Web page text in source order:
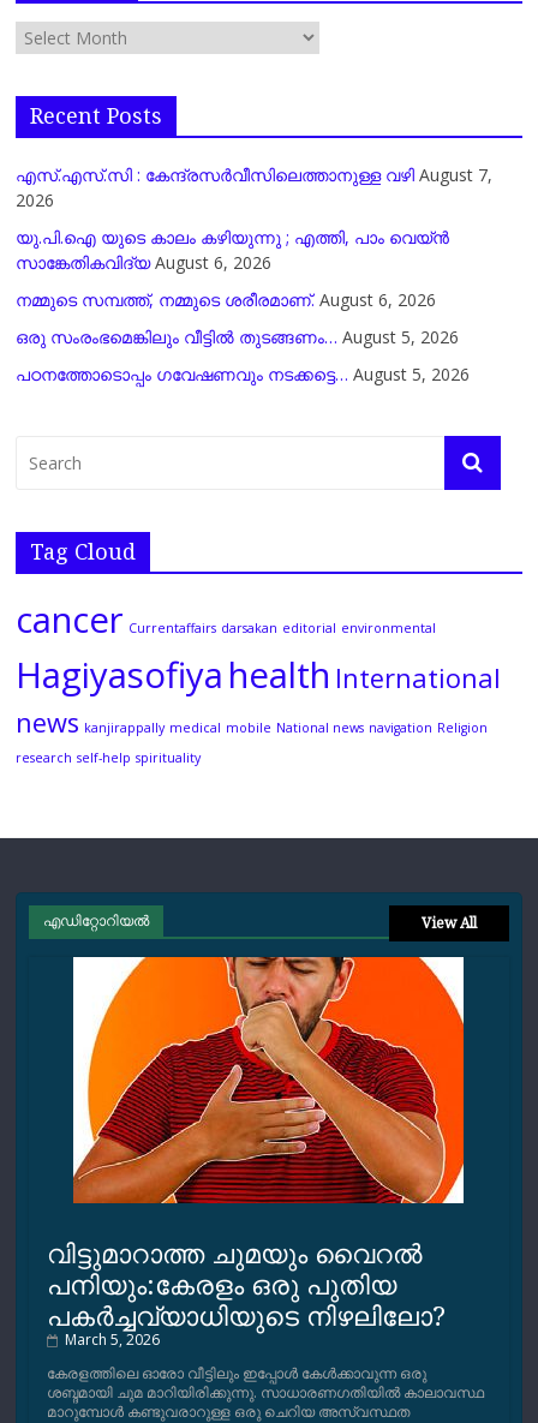
Recent Posts
എസ്.എസ്.സി : കേന്ദ്രസർവീസിലെത്താനുള്ള വഴി August 7,
2026
യു.പി.ഐ യുടെ കാലം കഴിയുന്നു ; എത്തി, പാം വെയ്ൻ
സാങ്കേതികവിദ്യ August 6, 2026
നമ്മുടെ സമ്പത്ത്, നമ്മുടെ ശരീരമാണ്. August 6, 2026
ഒരു സംരംഭമെങ്കിലും വീട്ടിൽ തുടങ്ങണം… August 5, 2026
പഠനത്തോടൊപ്പം ഗവേഷണവും നടക്കട്ടെ… August 5, 2026
Tag Cloud
cancer Currentaffairs darsakan editorial environmental
Hagiyasofiya health International
news kanjirappally medical mobile National news navigation Religion
research self-help spirituality
എഡിറ്റോറിയല്‍ View All
വിട്ടുമാറാത്ത ചുമയും വൈറല്‍
പനിയും:കേരളം ഒരു പുതിയ
പകര്‍ച്ചവ്യാധിയുടെ നിഴലിലോ?
March 5, 2026
കേരളത്തിലെ ഓരോ വീട്ടിലും ഇപ്പോള്‍ കേള്‍ക്കാവുന്ന ഒരു
ശബ്ദമായി ചുമ മാറിയിരിക്കുന്നു. സാധാരണഗതിയില്‍ കാലാവസ്ഥ
മാറുമ്പോള്‍ കണ്ടുവരാറുള്ള ഒരു ചെറിയ അസ്വസ്ഥത